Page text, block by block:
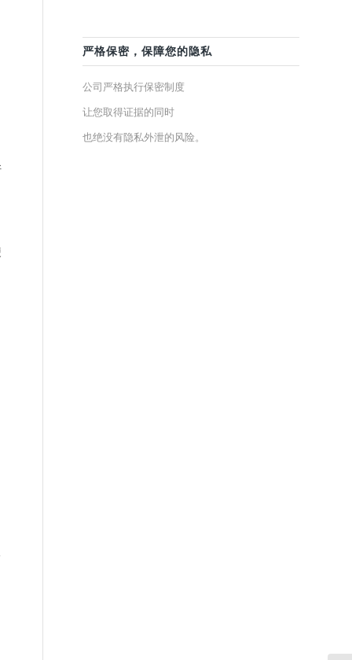
严格保密，保障您的隐私
公司严格执行保密制度
让您取得证据的同时
也绝没有隐私外泄的风险。